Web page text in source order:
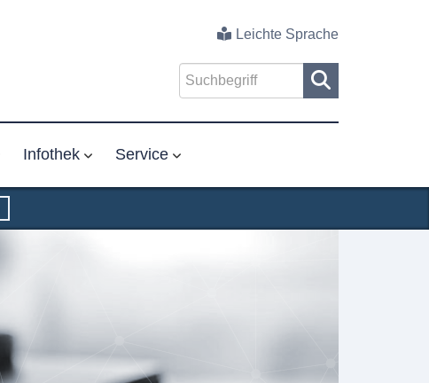
Leichte Sprache
Infothek Service